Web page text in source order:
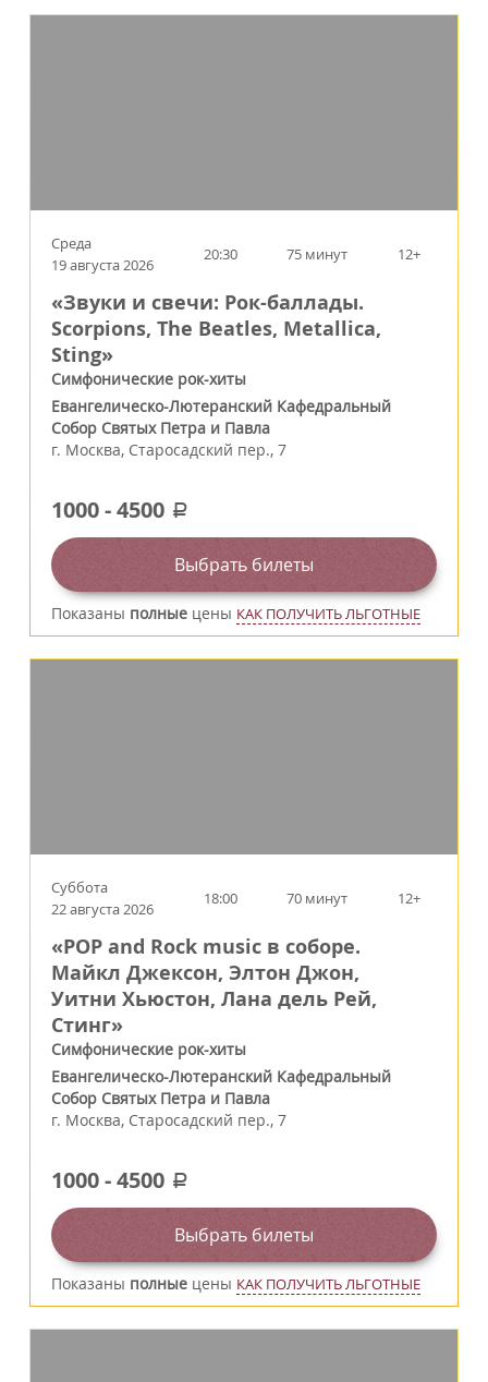
Среда
19 августа 2026
20:30 75 минут 12+
«Звуки и свечи: Рок-баллады.
Scorpions, The Beatles, Metallica,
Sting»
Симфонические рок-хиты
Евангелическо-Лютеранский Кафедральный
Собор Святых Петра и Павла
г. Москва, Старосадский пер., 7
1000-4500 a
Выбрать билеты
Показаны полные цены КАК ПОЛУЧИТЬ ЛЬГОТНЫЕ
Суббота
22 августа 2026
18:00 70 минут 12+
«POP and Rock music в соборе.
Майкл Джексон, Элтон Джон,
Уитни Хьюстон, Лана дель Рей,
Стинг»
Симфонические рок-хиты
Евангелическо-Лютеранский Кафедральный
Собор Святых Петра и Павла
г. Москва, Старосадский пер., 7
1000-4500 a
Выбрать билеты
Показаны полные цены КАК ПОЛУЧИТЬ ЛЬГОТНЫЕ